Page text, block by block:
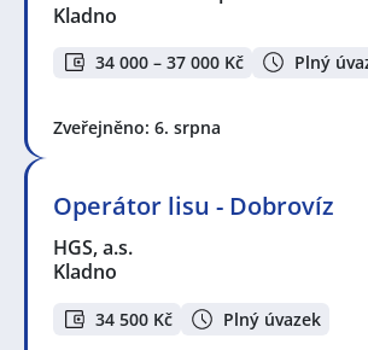
Kladno
34 000 – 37 000 Kč Plný
Zveřejněno: 6. srpna
Operátor lisu - Dobrovíz
HGS, a.s.
Kladno
34 500 Kč Plný úvazek